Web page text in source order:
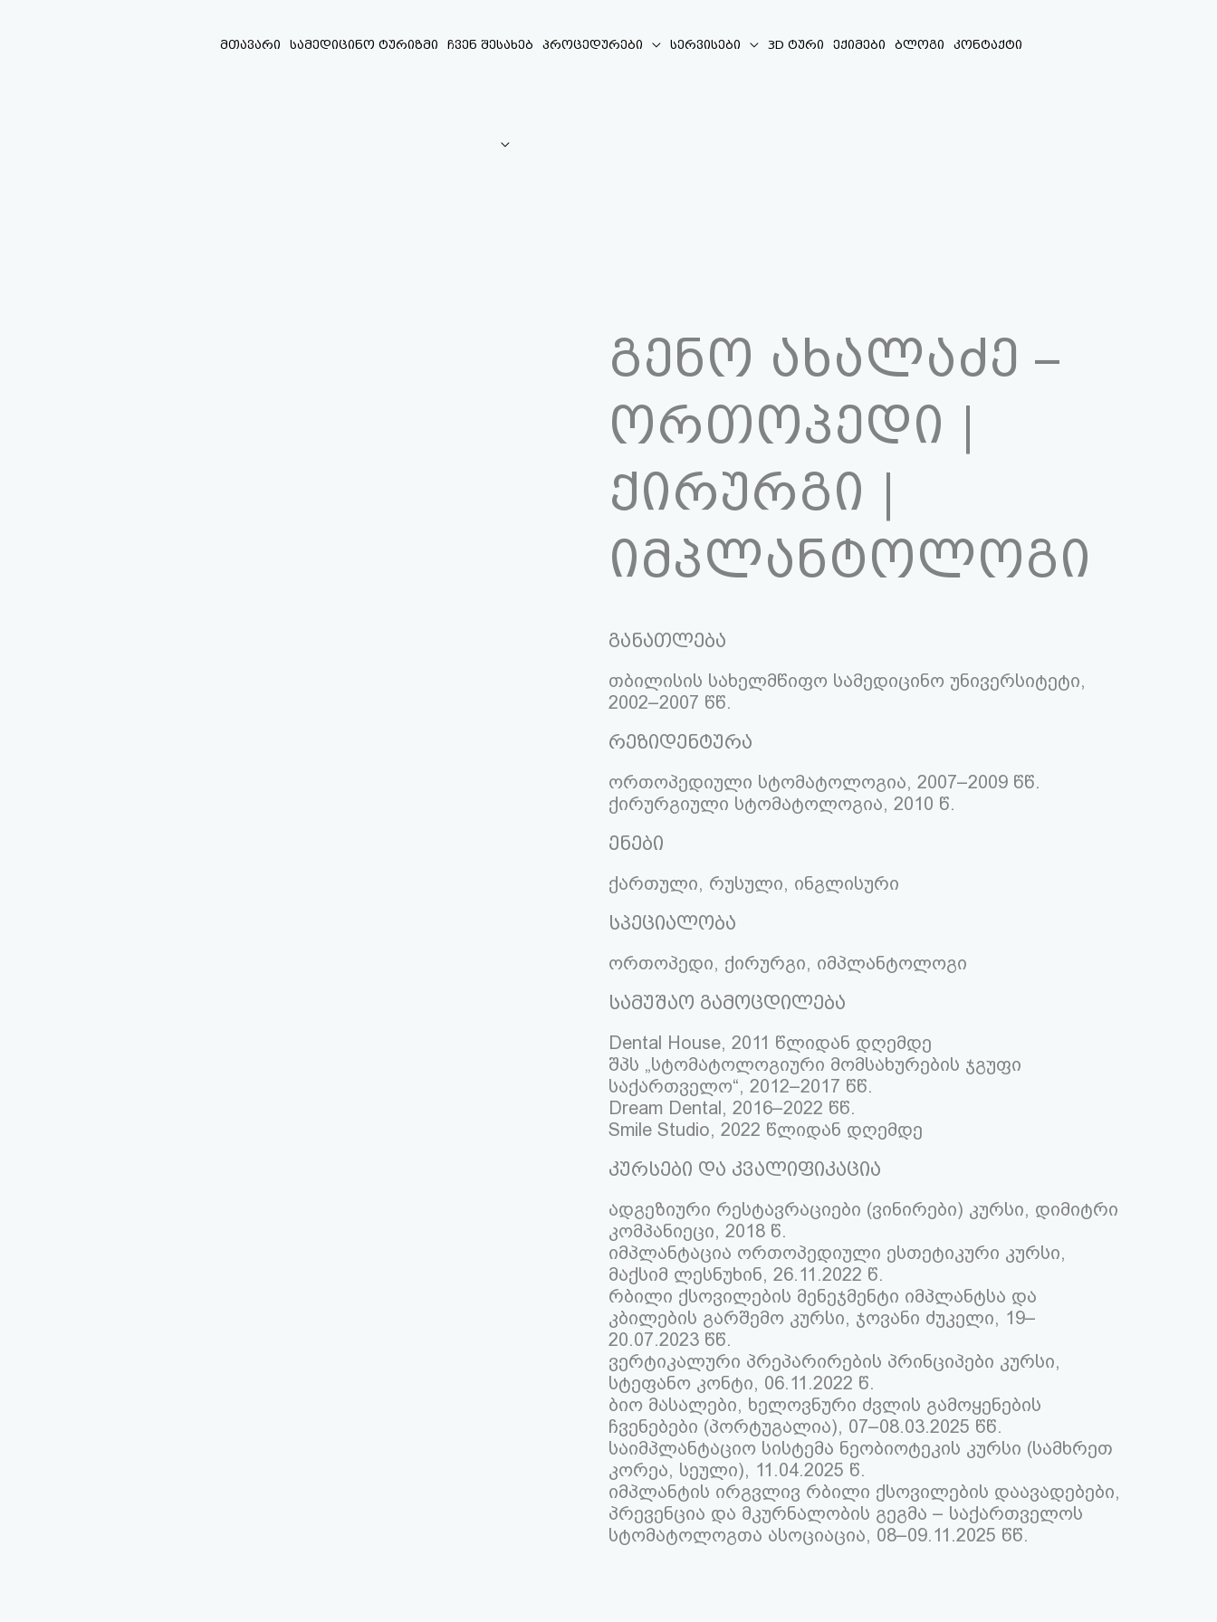
მთავარი სამედიცინო ტურიზმი ჩვენ შესახებ პროცედურები სერვისები 3D ტური ექიმები ბლოგი კონტაქტი
გენო ახალაძე –
ორთოპედი |
ქირურგი |
იმპლანტოლოგი
განათლება
თბილისის სახელმწიფო სამედიცინო უნივერსიტეტი,
2002–2007 წწ.
რეზიდენტურა
ორთოპედიული სტომატოლოგია, 2007–2009 წწ.
ქირურგიული სტომატოლოგია, 2010 წ.
ენები
ქართული, რუსული, ინგლისური
სპეციალობა
ორთოპედი, ქირურგი, იმპლანტოლოგი
სამუშაო გამოცდილება
Dental House, 2011 წლიდან დღემდე
შპს „სტომატოლოგიური მომსახურების ჯგუფი
საქართველო“, 2012–2017 წწ.
Dream Dental, 2016–2022 წწ.
Smile Studio, 2022 წლიდან დღემდე
კურსები და კვალიფიკაცია
ადგეზიური რესტავრაციები (ვინირები) კურსი, დიმიტრი
კომპანიეცი, 2018 წ.
იმპლანტაცია ორთოპედიული ესთეტიკური კურსი,
მაქსიმ ლესნუხინ, 26.11.2022 წ.
რბილი ქსოვილების მენეჯმენტი იმპლანტსა და
კბილების გარშემო კურსი, ჯოვანი ძუკელი, 19–
20.07.2023 წწ.
ვერტიკალური პრეპარირების პრინციპები კურსი,
სტეფანო კონტი, 06.11.2022 წ.
ბიო მასალები, ხელოვნური ძვლის გამოყენების
ჩვენებები (პორტუგალია), 07–08.03.2025 წწ.
საიმპლანტაციო სისტემა ნეობიოტეკის კურსი (სამხრეთ
კორეა, სეული), 11.04.2025 წ.
იმპლანტის ირგვლივ რბილი ქსოვილების დაავადებები,
პრევენცია და მკურნალობის გეგმა – საქართველოს
სტომატოლოგთა ასოციაცია, 08–09.11.2025 წწ.